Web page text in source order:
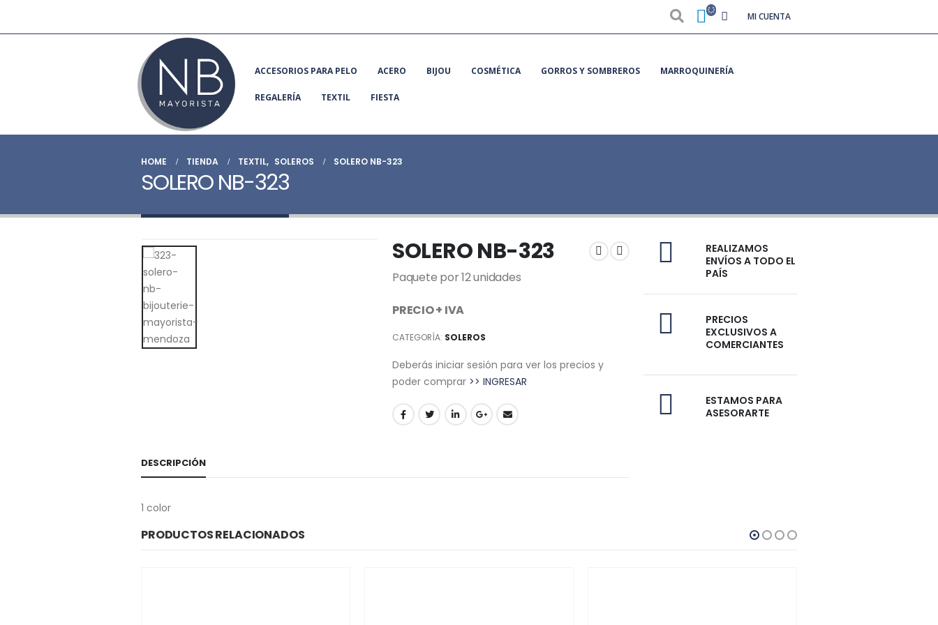
MI CUENTA
ACCESORIOS PARA PELO ACERO BIJOU COSMÉTICA GORROS Y SOMBREROS MARROQUINERÍA
REGALERÍA TEXTIL FIESTA
HOME TIENDA TEXTIL, SOLEROS SOLERO NB-323
SOLERO NB-323
SOLERO NB-323
Paquete por 12 unidades
PRECIO + IVA
CATEGORÍA: SOLEROS
Deberás iniciar sesión para ver los precios y
poder comprar >> INGRESAR
DESCRIPCIÓN
1 color
REALIZAMOS
ENVÍOS A TODO EL
PAÍS
PRECIOS
EXCLUSIVOS A
COMERCIANTES
ESTAMOS PARA
ASESORARTE
PRODUCTOS RELACIONADOS